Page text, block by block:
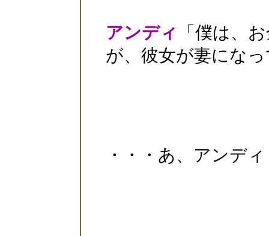
アンディ
「僕は、
が、彼女が妻にな
・・・あ、アンデ